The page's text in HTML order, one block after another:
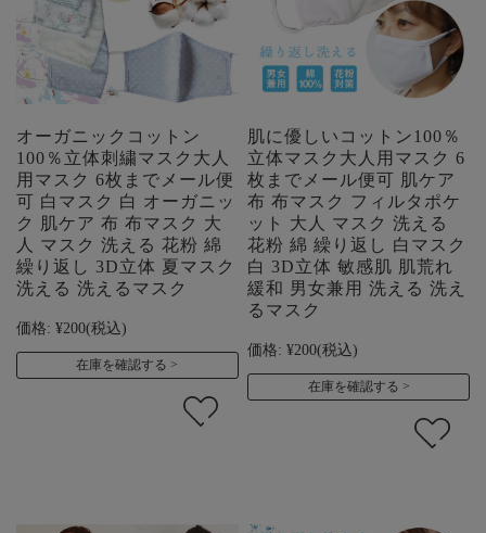
オーガニックコットン
100％立体刺繍マスク大人
用マスク 6枚までメール便
可 白マスク 白 オーガニッ
ク 肌ケア 布 布マスク 大
人 マスク 洗える 花粉 綿
繰り返し 3D立体 夏マスク
洗える 洗えるマスク
価格: ¥200(税込)
在庫を確認する
肌に優しいコットン100％
立体マスク大人用マスク 6
枚までメール便可 肌ケア
布 布マスク フィルタポケ
ット 大人 マスク 洗える
花粉 綿 繰り返し 白マスク
白 3D立体 敏感肌 肌荒れ
緩和 男女兼用 洗える 洗え
るマスク
価格: ¥200(税込)
在庫を確認する